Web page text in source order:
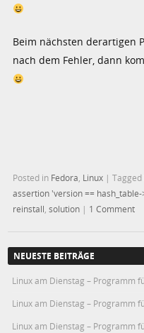
Beim nächsten derartigen
nach dem Fehler, dann
Posted in Fedora Linux |Tagged
assertion 'version ==
reinstall ,solution | 1 Comment
NEUESTE BEITRÄGE
Linux am Dienstag – Programm
Linux am Dienstag – Programm
Linux am Dienstag – Programm